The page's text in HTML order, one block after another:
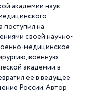
академии наук.
поступил на
своей научно-
медицинское
военную
академии в
ее в ведущее
России. Автор